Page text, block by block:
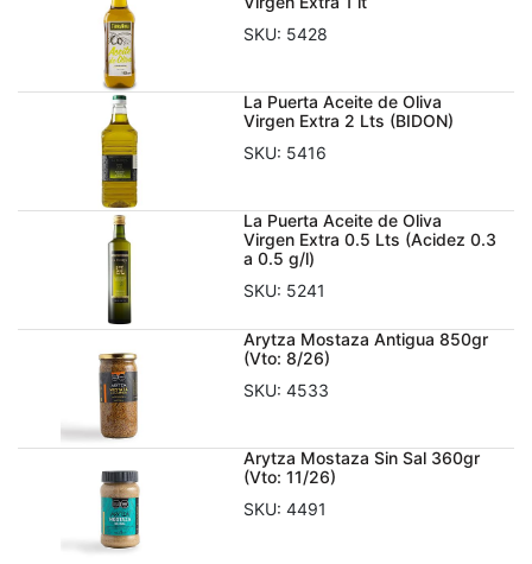
SKU: 5428
La Puerta Aceite de Oliva
Virgen Extra 2 Lts (BIDON)
SKU: 5416
La Puerta Aceite de Oliva
Virgen Extra 0.5 Lts (Acidez 0.3
a 0.5 g/l)
SKU: 5241
Arytza Mostaza Antigua 850gr
(Vto: 8/26)
SKU: 4533
Arytza Mostaza Sin Sal 360gr
(Vto: 11/26)
SKU: 4491